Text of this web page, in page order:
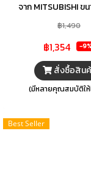
จาก MITSUBISHI ข
สามารถปรับแรงลมไ
ที่เรียบง่ายสีสันสวยงา
มอเตอร์แบบปิดช่วย
แปลกปลอมเข้าไปภ
คุณภาพดี มีความแข็งแร
฿1,490
฿1,354 -
สั่งซื้อสิน
(มีหลายคุณสมบัติให้
Best Seller